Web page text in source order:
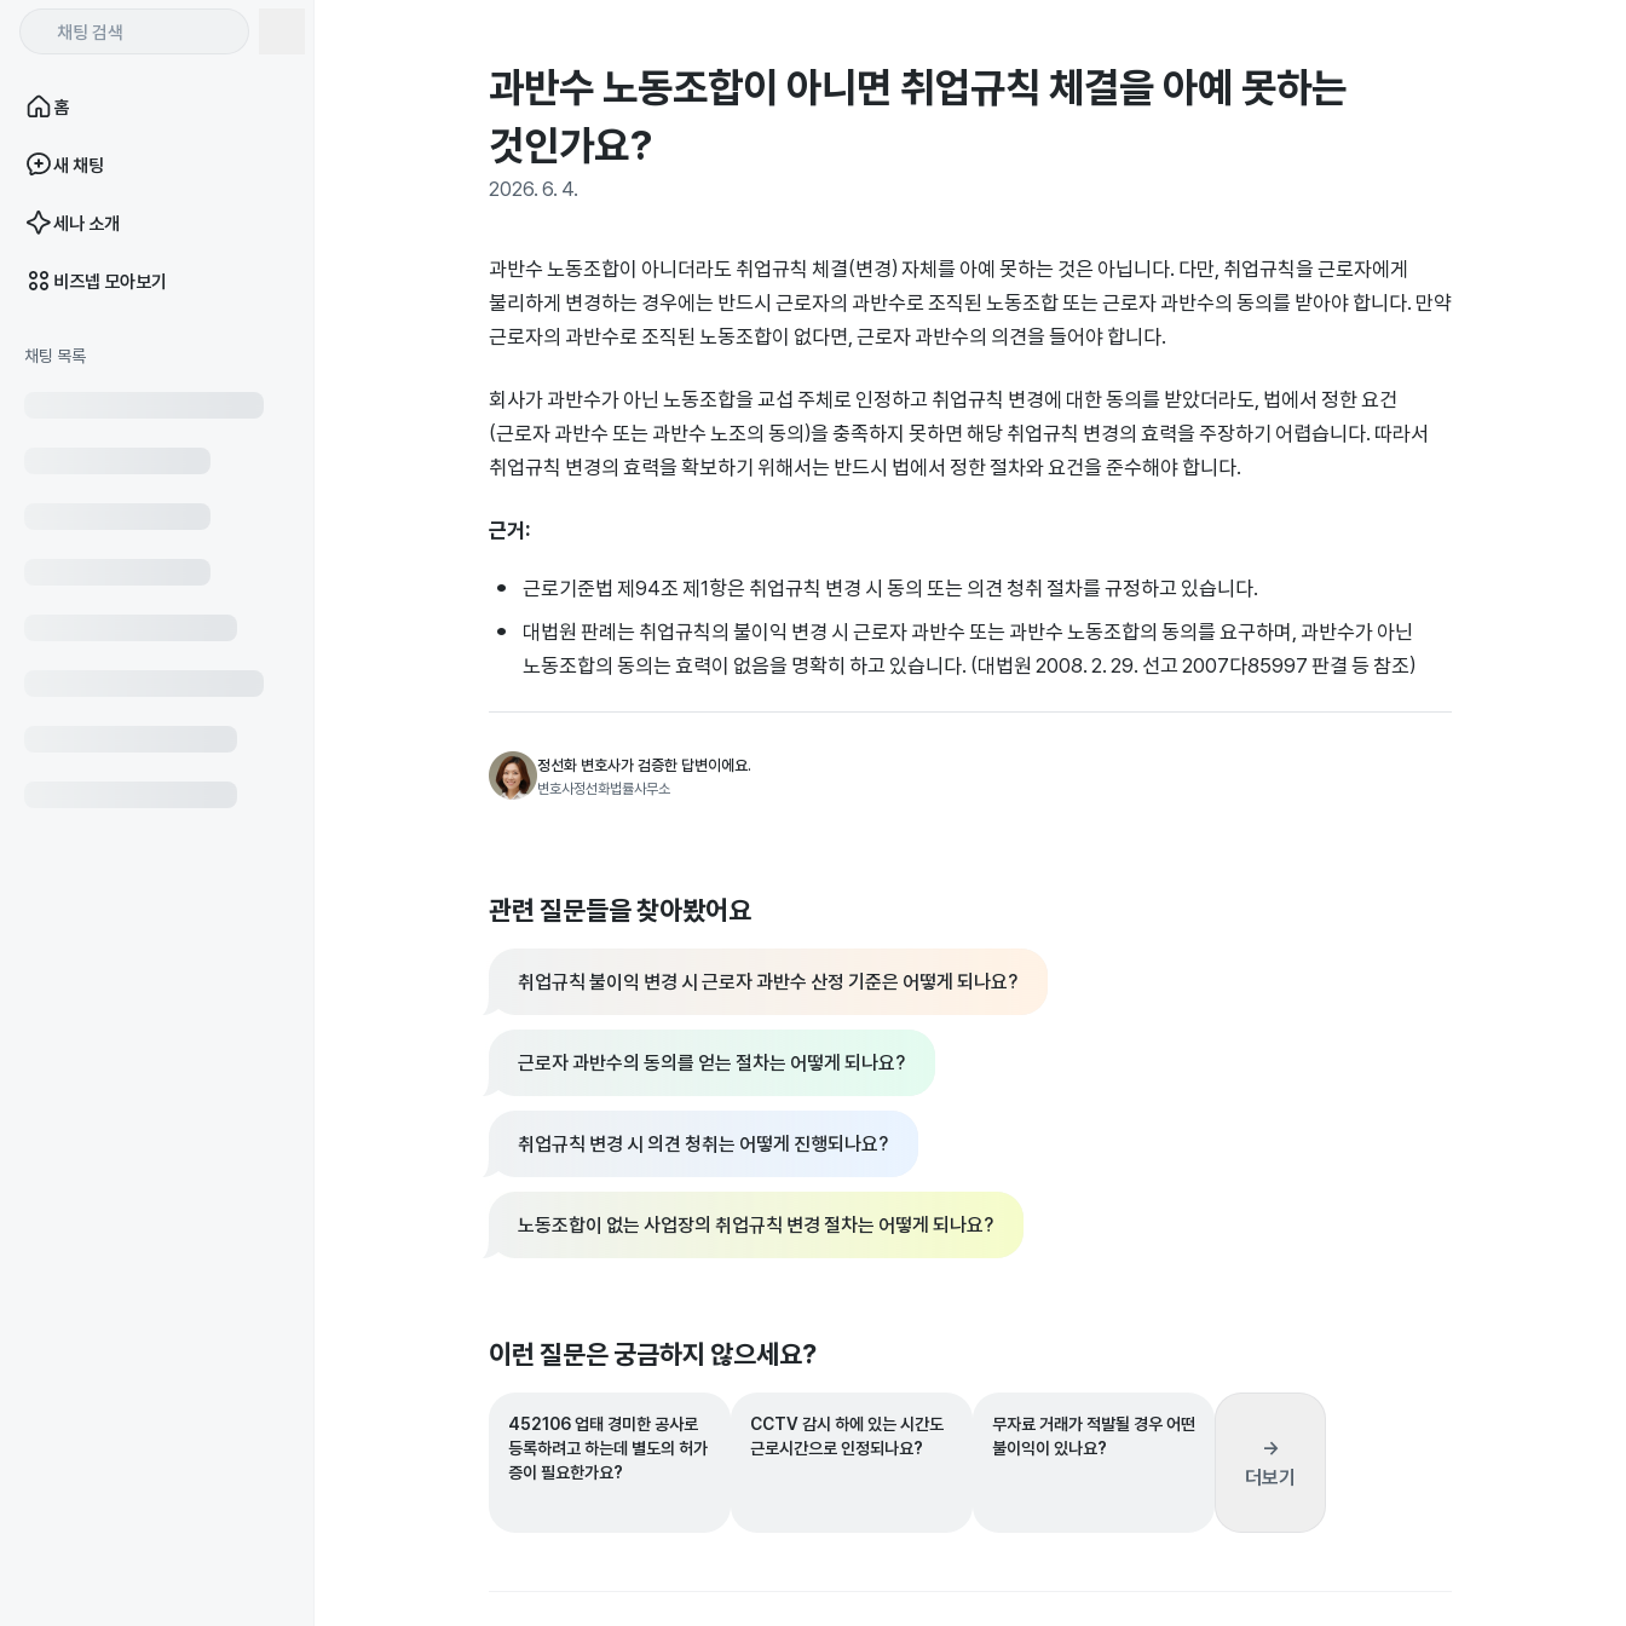
홈
새 채팅
세나 소개
비즈넵 모아보기
채팅 목록
과반수 노동조합이 아니면 취업규칙 체결을 아예 못하는
것인가요?
2026. 6. 4.
과반수 노동조합이 아니더라도 취업규칙 체결(변경) 자체를 아예 못하는 것은 아닙니다. 다만, 취업규칙을 근로자에게
불리하게 변경하는 경우에는 반드시 근로자의 과반수로 조직된 노동조합 또는 근로자 과반수의 동의를 받아야 합니다. 만약
근로자의 과반수로 조직된 노동조합이 없다면, 근로자 과반수의 의견을 들어야 합니다.
회사가 과반수가 아닌 노동조합을 교섭 주체로 인정하고 취업규칙 변경에 대한 동의를 받았더라도, 법에서 정한 요건
(근로자 과반수 또는 과반수 노조의 동의)을 충족하지 못하면 해당 취업규칙 변경의 효력을 주장하기 어렵습니다. 따라서
취업규칙 변경의 효력을 확보하기 위해서는 반드시 법에서 정한 절차와 요건을 준수해야 합니다.
근거:
근로기준법 제94조 제1항은 취업규칙 변경 시 동의 또는 의견 청취 절차를 규정하고 있습니다.
대법원 판례는 취업규칙의 불이익 변경 시 근로자 과반수 또는 과반수 노동조합의 동의를 요구하며, 과반수가 아닌
노동조합의 동의는 효력이 없음을 명확히 하고 있습니다. (대법원 2008. 2. 29. 선고 2007다85997 판결 등 참조)
정선화 변호사가 검증한 답변이에요.
변호사정선화법률사무소
관련 질문들을 찾아봤어요
취업규칙 불이익 변경 시 근로자 과반수 산정 기준은 어떻게 되나요?
근로자 과반수의 동의를 얻는 절차는 어떻게 되나요?
취업규칙 변경 시 의견 청취는 어떻게 진행되나요?
노동조합이 없는 사업장의 취업규칙 변경 절차는 어떻게 되나요?
이런 질문은 궁금하지 않으세요?
452106 업태 경미한 공사로
등록하려고 하는데 별도의 허가
증이 필요한가요?
CCTV 감시 하에 있는 시간도
근로시간으로 인정되나요?
무자료 거래가 적발될 경우 어떤
불이익이 있나요?
→
더보기